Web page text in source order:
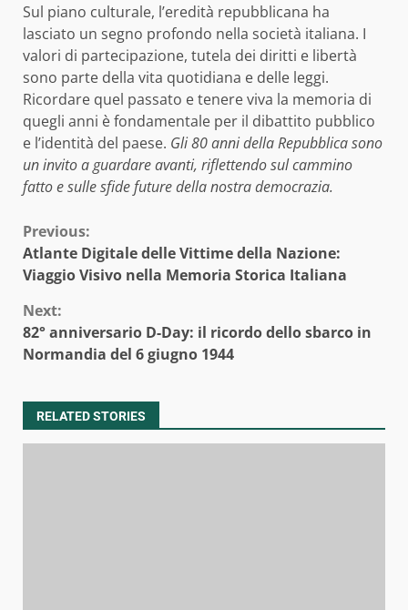
Sul piano culturale, l’eredità repubblicana ha
lasciato un segno profondo nella società italiana. I
valori di partecipazione, tutela dei diritti e libertà
sono parte della vita quotidiana e delle leggi.
Ricordare quel passato e tenere viva la memoria di
quegli anni è fondamentale per il dibattito pubblico
e l’identità del paese. Gli 80 anni della Repubblica sono
un invito a guardare avanti, riflettendo sul cammino
fatto e sulle sfide future della nostra democrazia.
Continue
Reading
Previous:
Atlante Digitale delle Vittime della Nazione:
Viaggio Visivo nella Memoria Storica Italiana
Next:
82° anniversario D-Day: il ricordo dello sbarco in
Normandia del 6 giugno 1944
RELATED STORIES